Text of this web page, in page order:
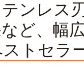
ンレス
ど、幅
トセラ